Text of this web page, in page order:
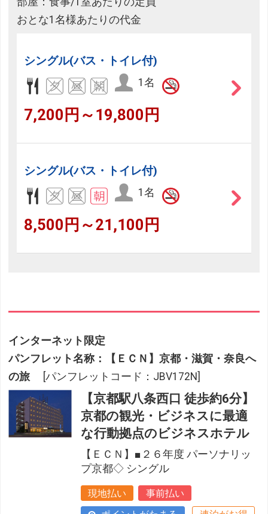
おとな1名様あたりの代金
シングル(バス・トイレ付)
1名
7,200円～19,800円
シングル(バス・トイレ付)
1名
8,500円～21,100円
インターネット限定
パンフレット名称：【ＥＣＮ】京都・滋賀・奈良へ
の旅
[パンフレットコード：JBV172N]
【京都駅八条西口 徒歩約6分】
京都の観光・ビジネスに最適
な行動拠点のビジネスホテル
【ＥＣＮ】■２６年度 パーソナリッ
プ京都◇ シングル
現地払い
事前払い